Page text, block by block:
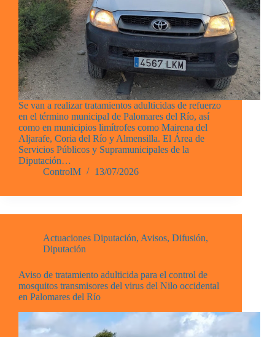
Se van a realizar tratamientos adulticidas de refuerzo
en el término municipal de Palomares del Río, así
como en municipios limítrofes como Mairena del
Aljarafe, Coria del Río y Almensilla. El Área de
Servicios Públicos y Supramunicipales de la
Diputación…
ControlM
13/07/2026
Actuaciones Diputación, Avisos, Difusión,
Diputación
Aviso de tratamiento adulticida para el control de
mosquitos transmisores del virus del Nilo occidental
en Palomares del Río